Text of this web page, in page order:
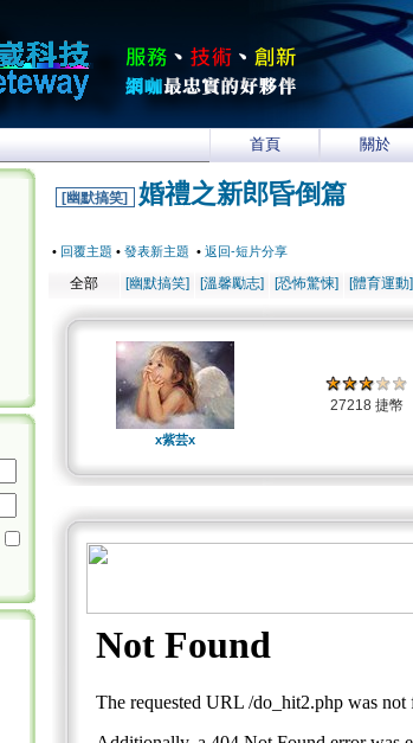
首頁 關於
[幽默搞笑] 婚禮之新郎昏倒篇
• 回覆主題 • 發表新主題 • 返回-短片分享
全部 [幽默搞笑] [溫馨勵志] [恐怖驚悚] [體育運動]
x紫芸x
27218 捷幣